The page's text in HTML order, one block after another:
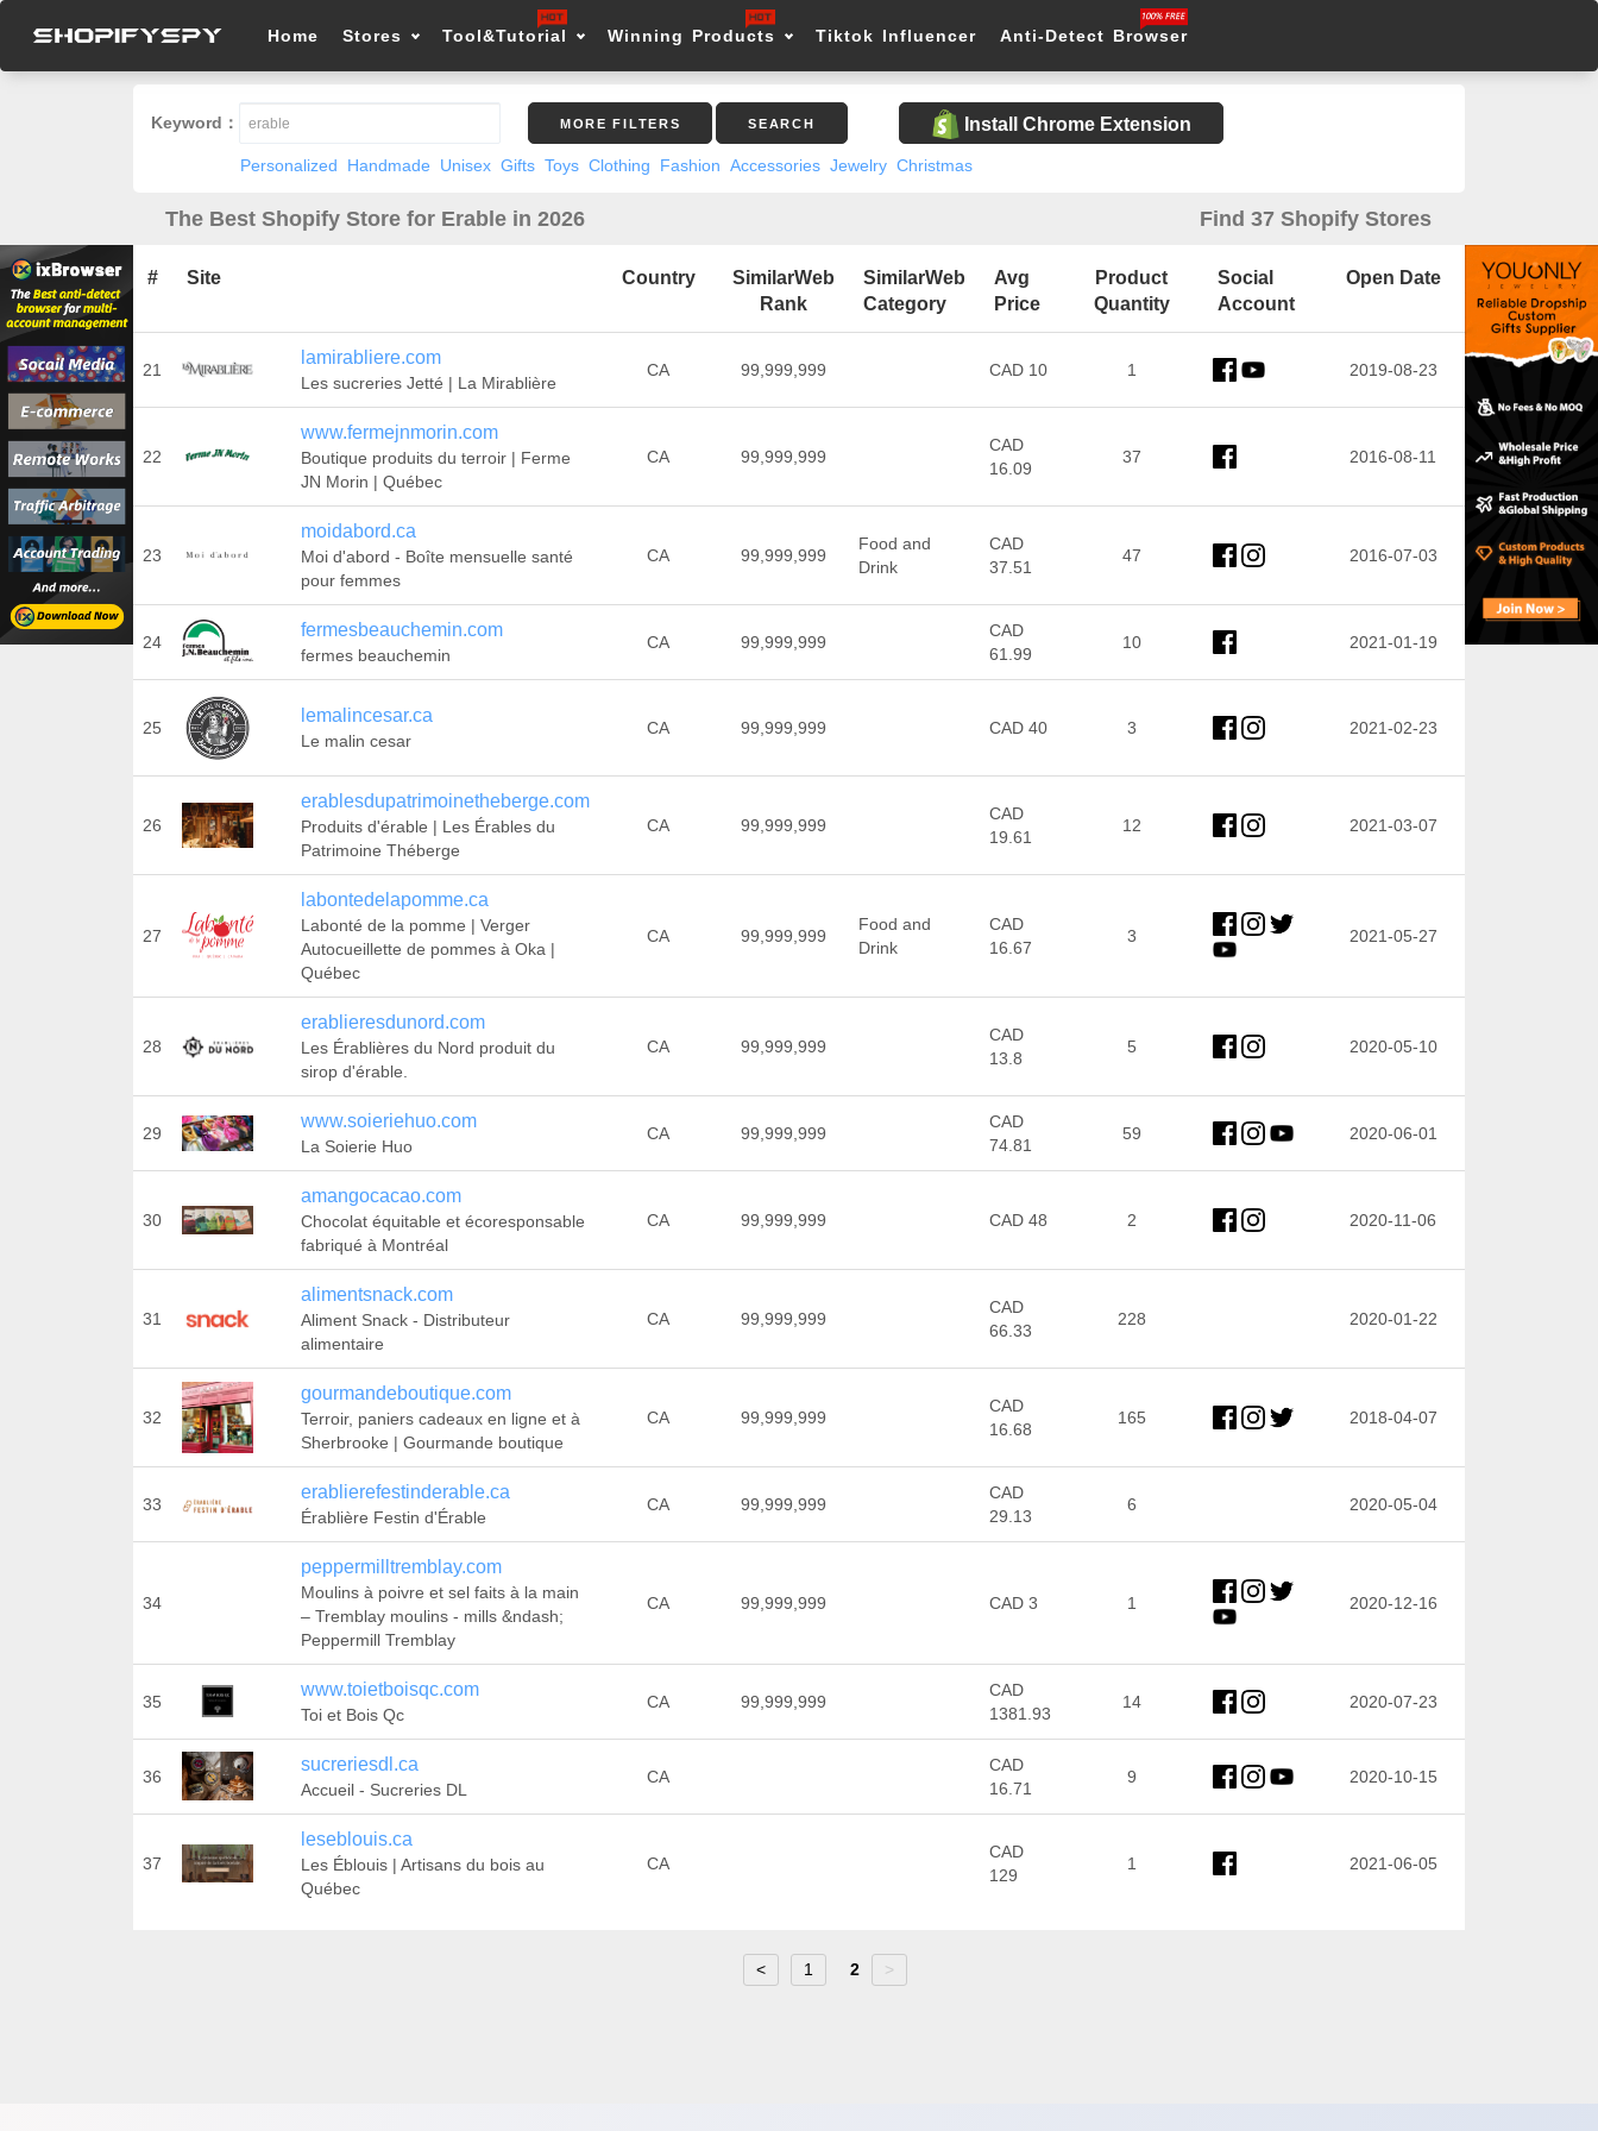
Home Stores Tool&Tutorial Winning Products Tiktok Influencer Anti-Detect Browser
Keyword： MORE FILTERS SEARCH Install Chrome Extension
Personalized Handmade Unisex Gifts Toys Clothing Fashion Accessories Jewelry Christmas
The Best Shopify Store for Erable in 2026 Find 37 Shopify Stores
# Site Country
SimilarWeb
Rank
SimilarWeb
Category
Avg
Price
Product
Quantity
Social
Account
Open Date
21
lamirabliere.com
Les sucreries Jetté | La Mirablière
CA 99,999,999 CAD 10 1 2019-08-23
22
www.fermejnmorin.com
Boutique produits du terroir | Ferme
JN Morin | Québec
CA 99,999,999
CAD
16.09
37 2016-08-11
23
moidabord.ca
Moi d'abord - Boîte mensuelle santé
pour femmes
CA 99,999,999
Food and
Drink
CAD
37.51
47 2016-07-03
24
fermesbeauchemin.com
fermes beauchemin
CA 99,999,999
CAD
61.99
10 2021-01-19
25
lemalincesar.ca
Le malin cesar
CA 99,999,999 CAD 40 3 2021-02-23
26
erablesdupatrimoinetheberge.com
Produits d'érable | Les Érables du
Patrimoine Théberge
CA 99,999,999
CAD
19.61
12 2021-03-07
27
labontedelapomme.ca
Labonté de la pomme | Verger
Autocueillette de pommes à Oka |
Québec
CA 99,999,999
Food and
Drink
CAD
16.67
3 2021-05-27
28
erablieresdunord.com
Les Érablières du Nord produit du
sirop d'érable.
CA 99,999,999
CAD
13.8
5 2020-05-10
29
www.soieriehuo.com
La Soierie Huo
CA 99,999,999
CAD
74.81
59 2020-06-01
30
amangocacao.com
Chocolat équitable et écoresponsable
fabriqué à Montréal
CA 99,999,999 CAD 48 2 2020-11-06
31
alimentsnack.com
Aliment Snack - Distributeur
alimentaire
CA 99,999,999
CAD
66.33
228 2020-01-22
32
gourmandeboutique.com
Terroir, paniers cadeaux en ligne et à
Sherbrooke | Gourmande boutique
CA 99,999,999
CAD
16.68
165 2018-04-07
33
erablierefestinderable.ca
Érablière Festin d'Érable
CA 99,999,999
CAD
29.13
6 2020-05-04
34
peppermilltremblay.com
Moulins à poivre et sel faits à la main
– Tremblay moulins - mills &ndash;
Peppermill Tremblay
CA 99,999,999 CAD 3 1 2020-12-16
35
www.toietboisqc.com
Toi et Bois Qc
CA 99,999,999
CAD
1381.93
14 2020-07-23
36
sucreriesdl.ca
Accueil - Sucreries DL
CA
CAD
16.71
9 2020-10-15
37
leseblouis.ca
Les Éblouis | Artisans du bois au
Québec
CA
CAD
129
1 2021-06-05
< 1 2 >